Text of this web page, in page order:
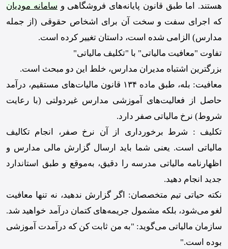
هستند. اما طبق قانون پایانه‌های فروشگاهی و سامانه مودیان
که اجرای سفت و سخت آن برای اشخاص حقوقی (از جمله
مدارس) الزامی شده است، داستان تغییر کرده است.
تفاوت "معافیت مالیاتی" با "تکلیف مالیاتی"
بزرگترین اشتباه مدیران مدارس، خلط این دو مبحث است.
معافیت: بله، طبق ماده ۱۳۴ قانون مالیات‌های مستقیم، درآمد
حاصل از فعالیت‌های آموزشی مدارس غیردولتی (با رعایت
شروط) نرخ مالیاتی صفر دارد.
تکلیف : شرط برخورداری از آن نرخ صفر، انجام تکالیف
مالیاتی است. یعنی شما باید ارسال گزارش مالی مدارس و
اظهارنامه مالیاتی مدرسه را دقیق، به‌موقع و طبق استاندارد
جدید انجام دهید.
نکته حیاتی تیم متخصصان: اگر گزارش ندهید، نه تنها معافیت
لغو می‌شود، بلکه مشمول جریمه‌های کتمان درآمد خواهید شد.
سازمان مالیاتی می‌گوید: "به من ثابت کن که درآمدت آموزشی
بوده است."